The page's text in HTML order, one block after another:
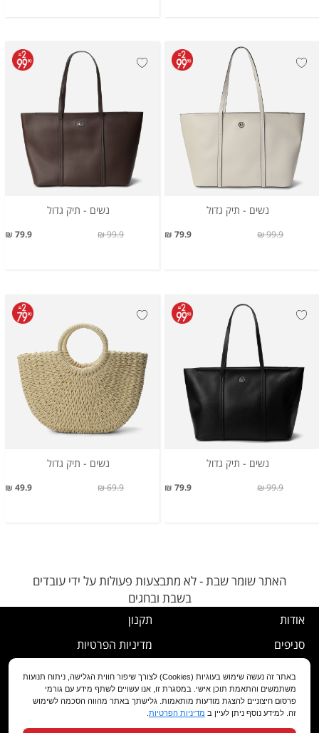
נשים - תיק גדול
79.9 ₪ 99.9 ₪
נשים - תיק גדול
79.9 ₪ 99.9 ₪
נשים - תיק גדול
79.9 ₪ 99.9 ₪
נשים - תיק גדול
49.9 ₪ 69.9 ₪
האתר שומר שבת - לא מתבצעות פעולות על ידי עובדים
בשבת ובחגים
אודות
סניפים
שירות לקוחות
מועדון לקוחות
תקנון
מדיניות הפרטיות
נוהל ביטול עסקה
מדיניות החלפה/החזרה/ביטול
הצהרת נגישות
באתר זה נעשה שימוש בעוגיות (Cookies) לצורך שיפור חווית הגלישה, ניתוח תנועות
משתמשים והתאמת תוכן אישי. במסגרת זו, אנו עשויים לשתף מידע עם גורמי
פרסום חיצוניים להצגת מודעות מותאמות. גלישתך באתר מהווה הסכמה לשימוש
זה. למידע נוסף ניתן לעיין ב מדיניות הפרטיות